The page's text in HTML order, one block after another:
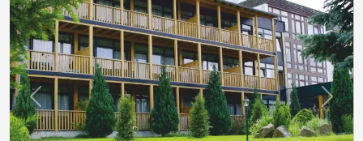
Previous Next